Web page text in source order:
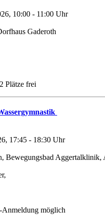
10:00 - 11:00 Uhr
Gaderoth
Plätze frei
17:45 - 18:30 Uhr
Bewegungsbad Aggertalklinik,
möglich